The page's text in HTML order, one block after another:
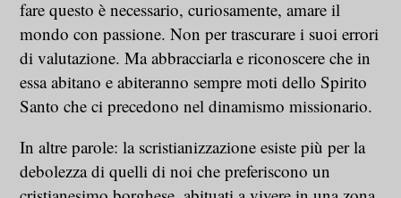
fare questo è necessario, curiosamente, amare il
mondo con passione. Non per trascurare i suoi errori
di valutazione. Ma abbracciarla e riconoscere che in
essa abitano e abiteranno sempre moti dello Spirito
Santo che ci precedono nel dinamismo missionario.
In altre parole: la scristianizzazione esiste più per la
debolezza di quelli di noi che preferiscono un